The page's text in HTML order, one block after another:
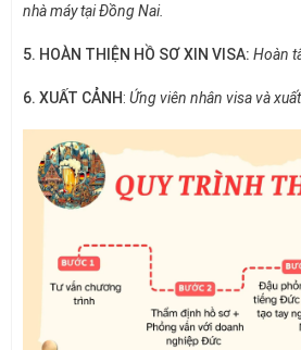
nhà máy tại Đồng Nai.
5. HOÀN THIỆN HỒ SƠ XIN VISA: Hoàn
6. XUẤT CẢNH: Ứng viên nhân visa và